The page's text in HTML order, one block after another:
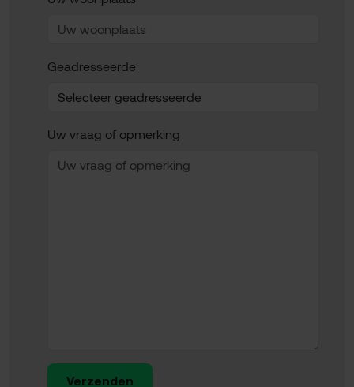
Geadresseerde
Uw vraag of opmerking
Verzenden